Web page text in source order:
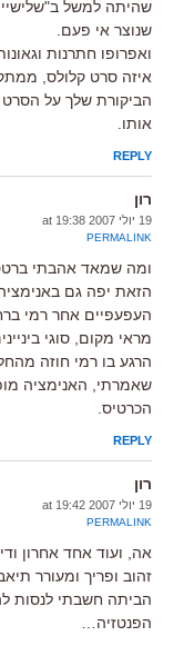
שהיתה למשל
שנוצר אי פעם.
איזה סרט קלולס,
הביקורת שלך על הסרט
אותו.
REPLY
רון
19 יולי 2007 at 19:38
PERMALINK
ומה שמאד אהבתי
הזאת יפה גם
העפעפיים אחר רמי
מראי מקום, סוגי
הרגע בו רמי חוזה
שאמרתי, האנימציה
הכרטיס.
REPLY
רון
19 יולי 2007 at 19:42
PERMALINK
אה, ועוד אחד אחרון
זהוב ופריך ומעורר
הביתה חשבתי לנסות
הפנטזיה…